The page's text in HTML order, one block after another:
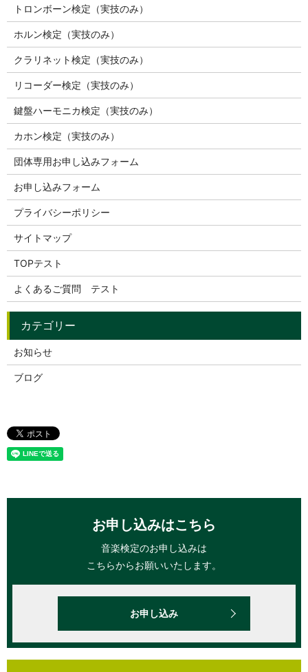
トロンボーン検定（実技のみ）
ホルン検定（実技のみ）
クラリネット検定（実技のみ）
リコーダー検定（実技のみ）
鍵盤ハーモニカ検定（実技のみ）
カホン検定（実技のみ）
団体専用お申し込みフォーム
お申し込みフォーム
プライバシーポリシー
サイトマップ
TOPテスト
よくあるご質問 テスト
お知らせ
ブログ
お申し込みはこちら
音楽検定のお申し込みは
こちらからお願いいたします。
お申し込み